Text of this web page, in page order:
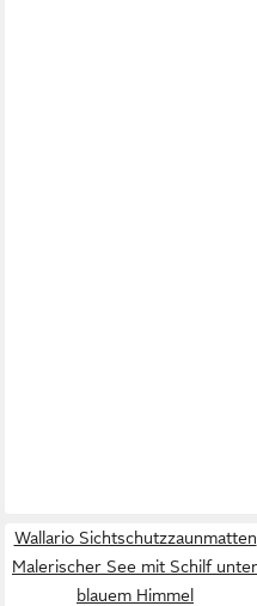
Wallario Sichtschutzzaunmatten
Malerischer See mit Schilf unter
blauem Himmel